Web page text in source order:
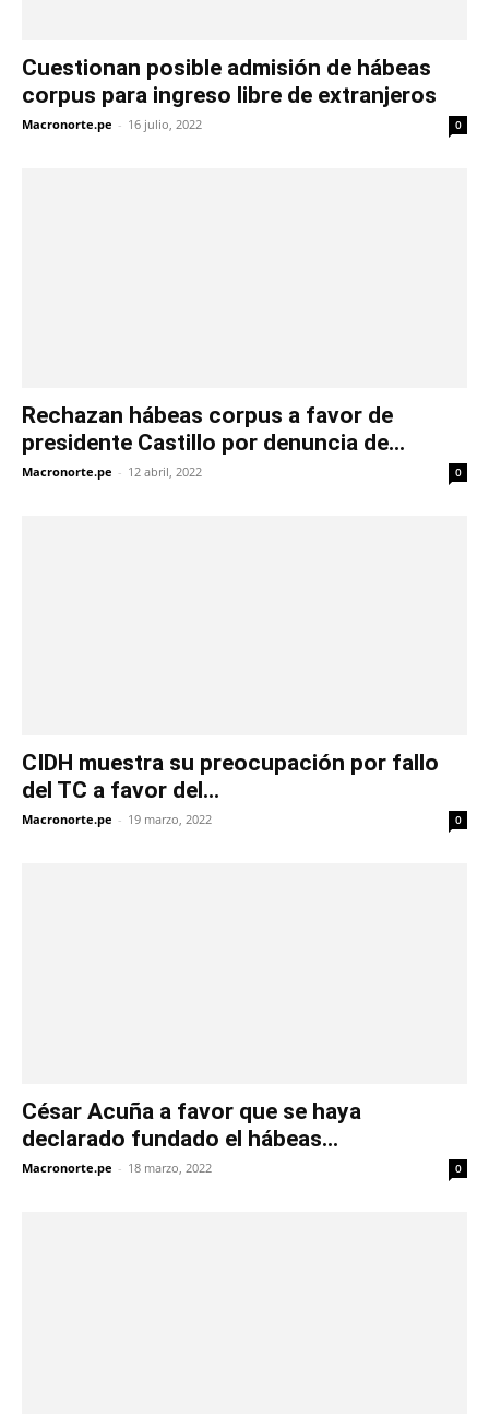
Cuestionan posible admisión de hábeas
corpus para ingreso libre de extranjeros
Macronorte.pe - 16 julio, 2022 0
Rechazan hábeas corpus a favor de
presidente Castillo por denuncia de...
Macronorte.pe - 12 abril, 2022 0
CIDH muestra su preocupación por fallo
del TC a favor del...
Macronorte.pe - 19 marzo, 2022 0
César Acuña a favor que se haya
declarado fundado el hábeas...
Macronorte.pe - 18 marzo, 2022 0